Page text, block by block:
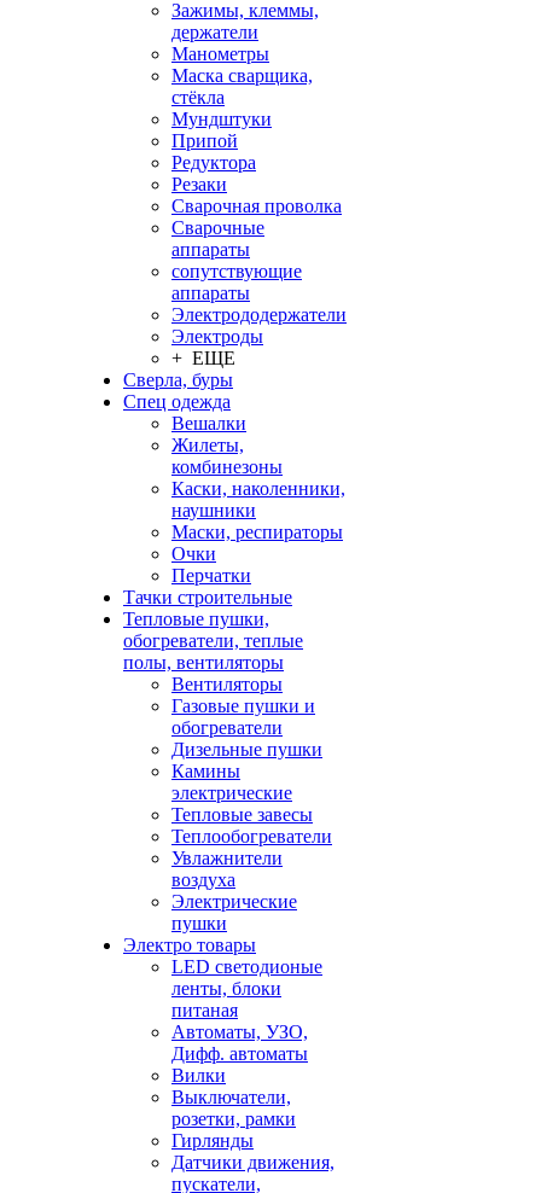
Зажимы, клеммы,
держатели
Манометры
Маска сварщика,
стёкла
Мундштуки
Припой
Редуктора
Резаки
Сварочная проволка
Сварочные
аппараты
сопутствующие
аппараты
Электрододержатели
Электроды
+ ЕЩЕ
Сверла, буры
Спец одежда
Вешалки
Жилеты,
комбинезоны
Каски, наколенники,
наушники
Маски, респираторы
Очки
Перчатки
Тачки строительные
Тепловые пушки,
обогреватели, теплые
полы, вентиляторы
Вентиляторы
Газовые пушки и
обогреватели
Дизельные пушки
Камины
электрические
Тепловые завесы
Теплообогреватели
Увлажнители
воздуха
Электрические
пушки
Электро товары
LED светодионые
ленты, блоки
питаная
Автоматы, УЗО,
Дифф. автоматы
Вилки
Выключатели,
розетки, рамки
Гирлянды
Датчики движения,
пускатели,